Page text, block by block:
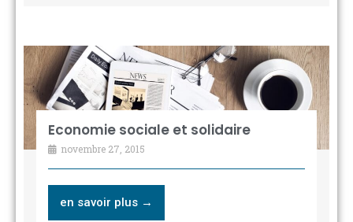
Economie sociale et solidaire
novembre 27, 2015
en savoir plus →